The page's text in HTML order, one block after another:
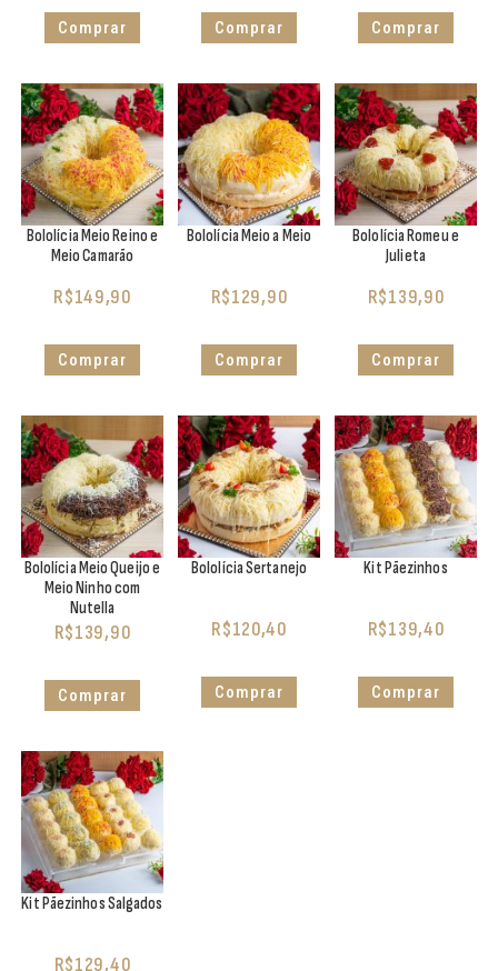
Comprar Comprar Comprar
Bololícia Meio Reino e
Meio Camarão
R$149,90
Comprar
Bololícia Meio a Meio
R$129,90
Comprar
Bololícia Romeu e
Julieta
R$139,90
Comprar
Bololícia Meio Queijo e
Meio Ninho com
Nutella
R$139,90
Comprar
Bololícia Sertanejo
R$120,40
Comprar
Kit Pãezinhos
R$139,40
Comprar
Kit Pãezinhos Salgados
R$129,40